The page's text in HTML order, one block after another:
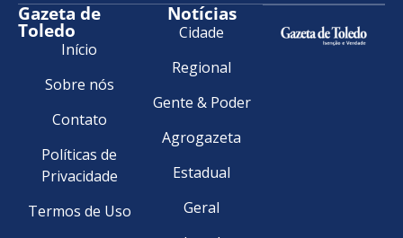
Gazeta de
Toledo
Início
Sobre nós
Contato
Políticas de
Privacidade
Termos de Uso
Notícias
Cidade
Regional
Gente & Poder
Agrogazeta
Estadual
Geral